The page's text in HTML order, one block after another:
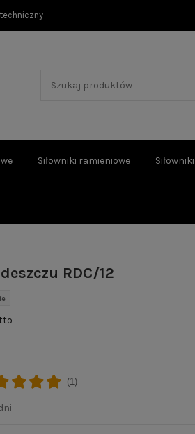
Siłowniki ramieniowe
RDC/12
(1)